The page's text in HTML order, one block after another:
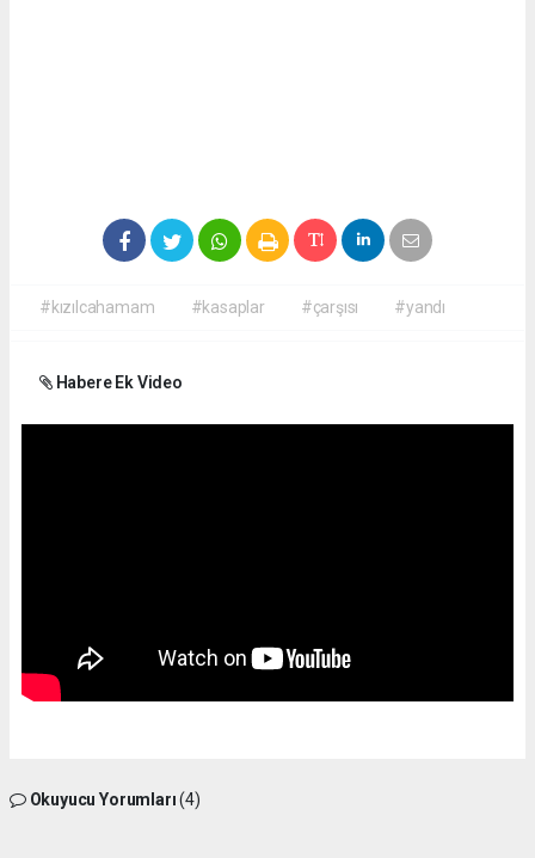
#kızılcahamam #kasaplar #çarşısı #yandı
Habere Ek Video
Okuyucu Yorumları(4)